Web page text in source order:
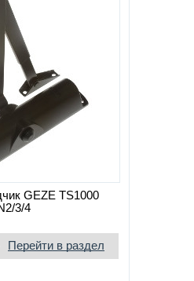
GEZE TS1000
3/4
Перейти в раздел